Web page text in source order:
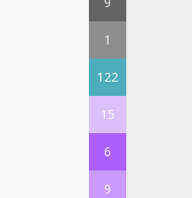
1
122
15
6
9